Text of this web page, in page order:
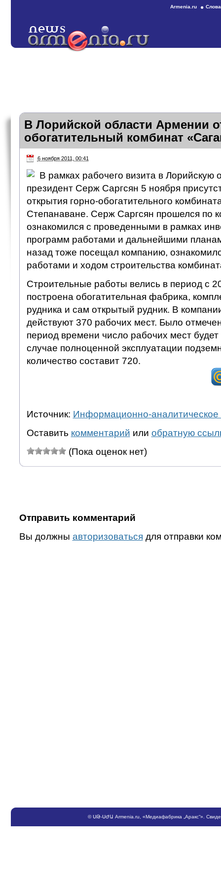
Armenia.ru
В Лорийской области Армении
обогатительный комбинат
6 ноября 2011, 00:41
В рамках рабочего визита в Лорийскую
президент Серж Саргсян 5 ноября
открытия горно-обогатительного
Степанаване. Серж Саргсян прошелся по
ознакомился с проведенными в рамках
программ работами и дальнейшими
назад тоже посещал компанию,
работами и ходом строительства
Строительные работы велись в период с
построена обогатительная фабрика,
рудника и сам открытый рудник. В
действуют 370 рабочих мест. Было
период времени число рабочих мест
случае полноценной эксплуатации
количество составит 720.
Источник: Информационно-аналитическое
Оставить комментарий или обратную
(Пока оценок нет)
Отправить комментарий
Вы должны авторизоваться для отправки
©ՍԹ-ՍԺԱ Armenia.ru , «Медиафабрика „Аракс“».